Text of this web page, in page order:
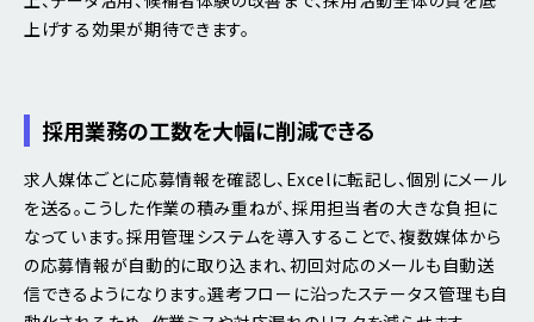
上げする効果が期待できます。
採用業務の工数を大幅に削減できる
求人媒体ごとに応募情報を確認し、Excelに転記し、個別にメール
を送る。こうした作業の積み重ねが、採用担当者の大きな負担に
なっています。採用管理システムを導入することで、複数媒体から
の応募情報が自動的に取り込まれ、初回対応のメールも自動送
信できるようになります。選考フローに沿ったステータス管理も自